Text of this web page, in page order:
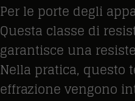
Per le porte degli
Questa classe di
garantisce una
Nella pratica, questo
effrazione vengono